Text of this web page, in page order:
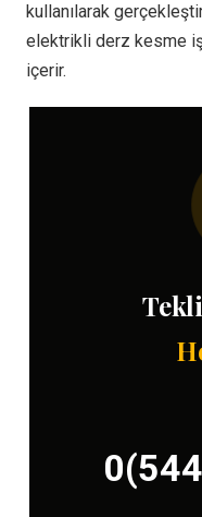
kullanılarak
elektrikli derz kesme
içerir.